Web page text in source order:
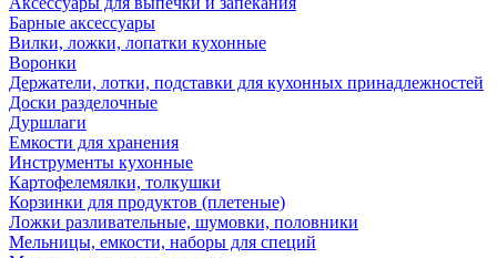
Барные аксессуары
Вилки, ложки, лопатки кухонные
Воронки
Держатели, лотки, подставки для кухонных принадлежностей
Доски разделочные
Дуршлаги
Емкости для хранения
Инструменты кухонные
Картофелемялки, толкушки
Корзинки для продуктов (плетеные)
Ложки разливательные, шумовки, половники
Мельницы, емкости, наборы для специй